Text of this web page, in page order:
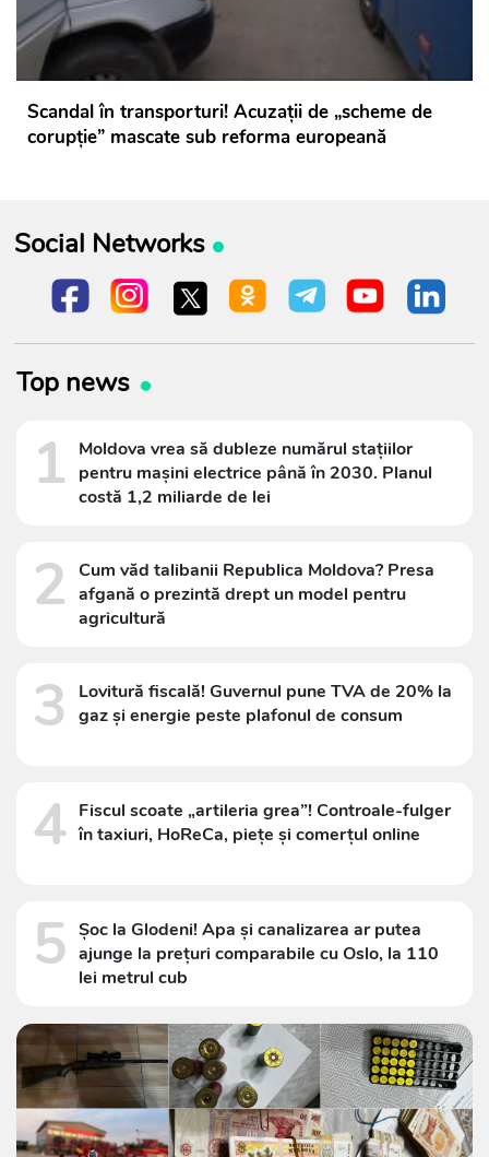
Scandal în transporturi! Acuzații de „scheme de
corupție” mascate sub reforma europeană
Social Networks
Top news
1 Moldova vrea să dubleze numărul stațiilor
pentru mașini electrice până în 2030. Planul
costă 1,2 miliarde de lei
2 Cum văd talibanii Republica Moldova? Presa
afgană o prezintă drept un model pentru
agricultură
3
Lovitură fiscală! Guvernul pune TVA de 20% la
gaz și energie peste plafonul de consum
4 Fiscul scoate „artileria grea”! Controale-fulger
în taxiuri, HoReCa, piețe și comerțul online
5 Șoc la Glodeni! Apa și canalizarea ar putea
ajunge la prețuri comparabile cu Oslo, la 110
lei metrul cub